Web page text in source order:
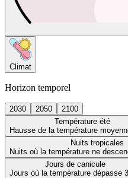
Climat
Horizon temporel
2030 2050
2100
Température été
Hausse de la température
Nuits tropicales
Nuits où la température ne
Jours de canicule
Jours où la température dépasse